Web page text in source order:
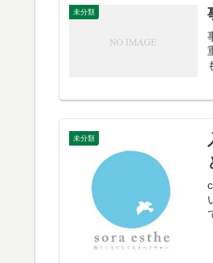
未分類
未分類